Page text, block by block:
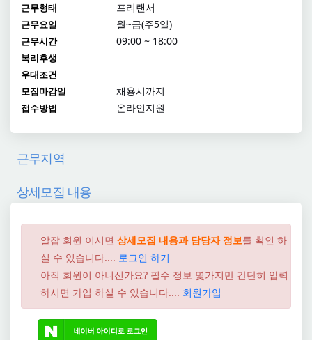
근무형태 프리랜서
근무요일 월~금(주5일)
근무시간 09:00 ~ 18:00
복리후생
우대조건
모집마감일
채용시까지
접수방법 온라인지원
근무지역
상세모집 내용
알잡 회원 이시면 상세모집 내용과 담당자 정보를 확인 하
실 수 있습니다.... 로그인 하기
아직 회원이 아니신가요? 필수 정보 몇가지만 간단히 입력
하시면 가입 하실 수 있습니다.... 회원가입